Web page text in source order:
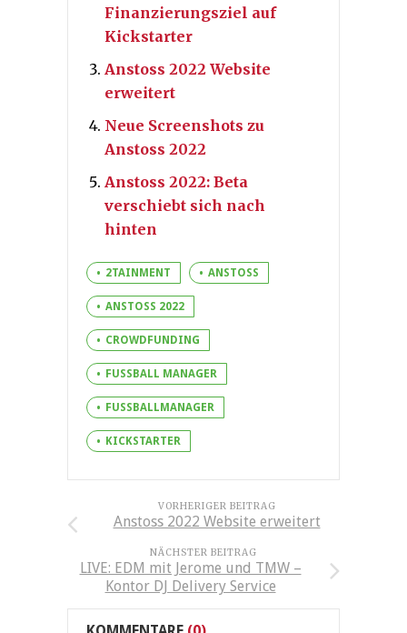
Finanzierungsziel auf
Kickstarter
Anstoss 2022 Website
erweitert
Neue Screenshots zu
Anstoss 2022
Anstoss 2022: Beta
verschiebt sich nach
hinten
2TAINMENT ANSTOSS
ANSTOSS 2022
CROWDFUNDING
FUSSBALL MANAGER
FUSSBALLMANAGER
KICKSTARTER
VORHERIGER BEITRAG
Anstoss 2022 Website erweitert
NÄCHSTER BEITRAG
LIVE: EDM mit Jerome und TMW –
Kontor DJ Delivery Service